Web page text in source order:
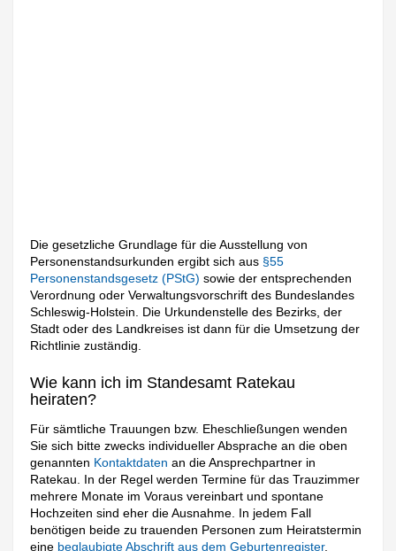
Die gesetzliche Grundlage für die Ausstellung von
Personenstandsurkunden ergibt sich aus §55
Personenstandsgesetz (PStG)sowie der entsprechenden
Verordnung oder Verwaltungsvorschrift des Bundeslandes
Schleswig-Holstein. Die Urkundenstelle des Bezirks, der
Stadt oder des Landkreises ist dann für die Umsetzung der
Richtlinie zuständig.
Wie kann ich im Standesamt Ratekau
heiraten?
Für sämtliche Trauungen bzw. Eheschließungen wenden
Sie sich bitte zwecks individueller Absprache an die oben
genannten Kontaktdaten an die Ansprechpartner in
Ratekau. In der Regel werden Termine für das Trauzimmer
mehrere Monate im Voraus vereinbart und spontane
Hochzeiten sind eher die Ausnahme. In jedem Fall
benötigen beide zu trauenden Personen zum Heiratstermin
eine beglaubigte Abschrift aus dem Geburtenregister.